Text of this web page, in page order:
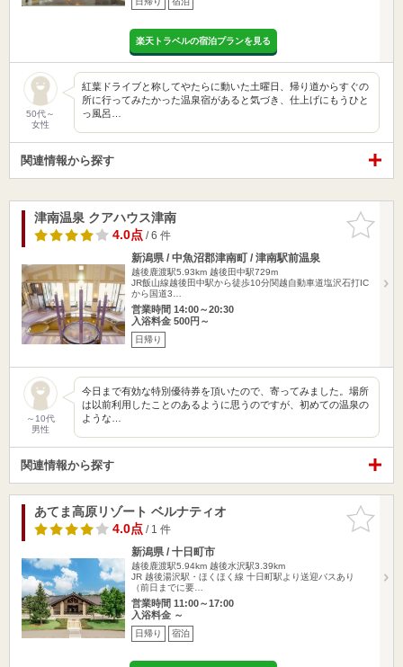
楽天トラベルの宿泊プランを見る
50代～
女性
紅葉ドライブと称してやたらに動いた土曜日、帰り道からすぐの
所に行ってみたかった温泉宿があると気づき、仕上げにもうひと
っ風呂…
関連情報から探す
お気に入
りに追加
津南温泉 クアハウス津南
4.0点/ 6 件
新潟県 / 中魚沼郡津南町 / 津南駅前温泉
越後鹿渡駅5.93km 越後田中駅729m
JR飯山線越後田中駅から徒歩10分関越自動車道塩沢石打IC
から国道3…
営業時間 14:00～20:30
入浴料金 500円～
日帰り
～10代
男性
今日まで有効な特別優待券を頂いたので、寄ってみました。場所
は以前利用したことのあるように思うのですが、初めての温泉の
ような…
関連情報から探す
お気に入
りに追加
あてま高原リゾート ベルナティオ
4.0点/ 1 件
新潟県 / 十日町市
越後鹿渡駅5.94km 越後水沢駅3.39km
JR 越後湯沢駅・ほくほく線 十日町駅より送迎バスあり
（前日までに要…
営業時間 11:00～17:00
入浴料金 ～
日帰り 宿泊